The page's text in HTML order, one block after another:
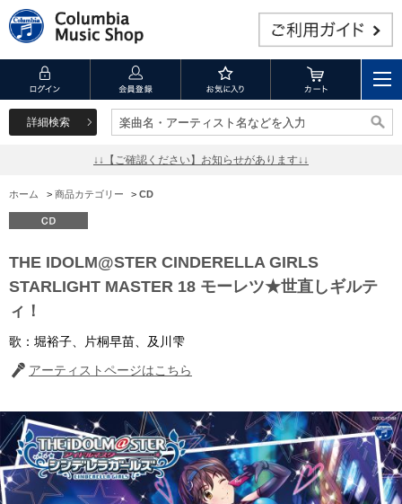
詳細検索 楽曲名・アーティスト名などを入力
楽曲名・アーティスト名などを入力
↓↓【ご確認ください】お知らせがあります↓↓
ホーム > 商品カテゴリー > CD
THE IDOLM@STER CINDERELLA GIRLS
STARLIGHT MASTER 18 モーレツ★世直しギルテ
ィ！
歌：堀裕子、片桐早苗、及川雫
アーティストページはこちら